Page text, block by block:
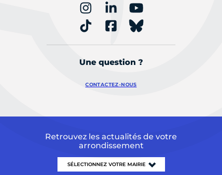
Une question ?
CONTACTEZ-NOUS
Retrouvez les actualités de votre
arrondissement